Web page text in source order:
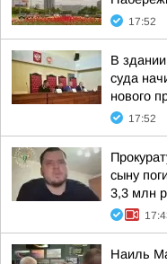
17:52
В
суда
нового
17:52
сыну
3,3 млн
Наиль